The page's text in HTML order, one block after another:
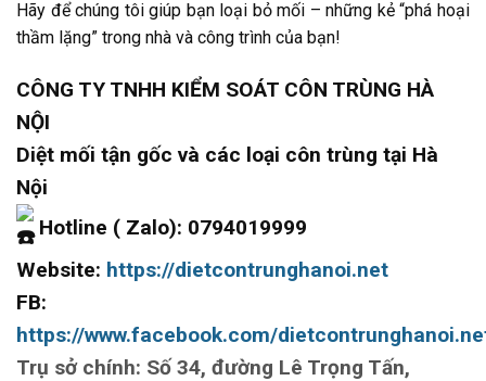
Hãy để chúng tôi giúp bạn loại bỏ mối – những kẻ “phá hoại
thầm lặng” trong nhà và công trình của bạn!
CÔNG TY TNHH KIỂM SOÁT CÔN TRÙNG HÀ
NỘI
Diệt mối tận gốc và các loại côn trùng tại Hà
Nội
Hotline ( Zalo): 0794019999
Website: https://dietcontrunghanoi.net
FB:
https://www.facebook.com/
Trụ sở chính: Số 34, đường Lê Trọng Tấn,